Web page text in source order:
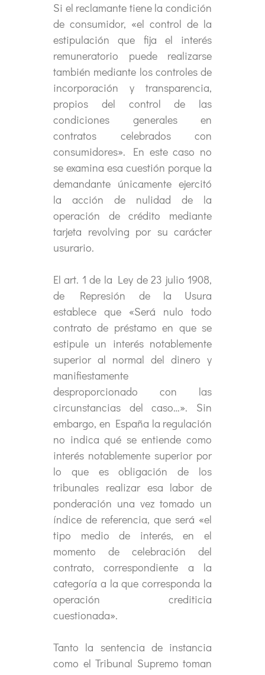
Si el reclamante tiene la condición
de consumidor, «el control de la
estipulación que fija el interés
remuneratorio puede realizarse
también mediante los controles de
incorporación y transparencia,
propios del control de las
condiciones generales en
contratos celebrados con
consumidores». En este caso no
se examina esa cuestión porque la
demandante únicamente ejercitó
la acción de nulidad de la
operación de crédito mediante
tarjeta revolving por su carácter
usurario.
El art. 1 de la Ley de 23 julio 1908,
de Represión de la Usura
establece que «Será nulo todo
contrato de préstamo en que se
estipule un interés notablemente
superior al normal del dinero y
manifiestamente
desproporcionado con las
circunstancias del caso…». Sin
embargo, en España la regulación
no indica qué se entiende como
interés notablemente superior por
lo que es obligación de los
tribunales realizar esa labor de
ponderación una vez tomado un
índice de referencia, que será «el
tipo medio de interés, en el
momento de celebración del
contrato, correspondiente a la
categoría a la que corresponda la
operación crediticia
cuestionada».
Tanto la sentencia de instancia
como el Tribunal Supremo toman